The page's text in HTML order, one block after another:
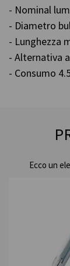
- Nominal
- Diametro
- Lunghezza
- Alternativa
- Consumo
Ecco un